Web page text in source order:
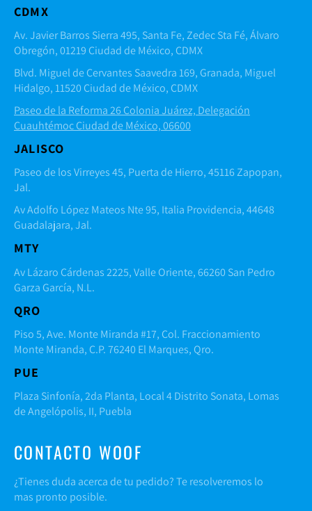
CDMX
Av. Javier Barros Sierra 495, Santa Fe, Zedec Sta Fé, Álvaro
Obregón, 01219 Ciudad de México, CDMX
Blvd. Miguel de Cervantes Saavedra 169, Granada, Miguel
Hidalgo, 11520 Ciudad de México, CDMX
Paseo de la Reforma 26 Colonia Juárez, Delegación
Cuauhtémoc Ciudad de México, 06600
JALISCO
Paseo de los Virreyes 45, Puerta de Hierro, 45116 Zapopan,
Jal.
Av Adolfo López Mateos Nte 95, Italia Providencia, 44648
Guadalajara, Jal.
MTY
Av Lázaro Cárdenas 2225, Valle Oriente, 66260 San Pedro
Garza García, N.L.
QRO
Piso 5, Ave. Monte Miranda #17, Col. Fraccionamiento
Monte Miranda, C.P. 76240 El Marques, Qro.
PUE
Plaza Sinfonía, 2da Planta, Local 4 Distrito Sonata, Lomas
de Angelópolis, II, Puebla
CONTACTO WOOF
¿Tienes duda acerca de tu pedido? Te resolveremos lo
mas pronto posible.